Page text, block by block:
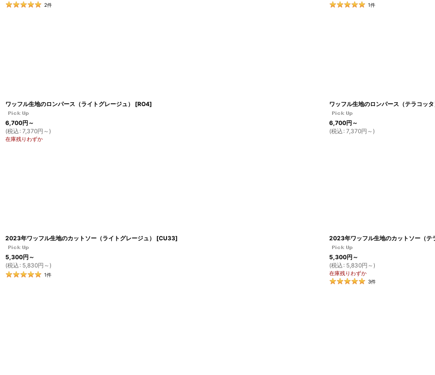
2件 1件
ワッフル生地のロンパース（ライトグレージュ） [RO4]
6,700円 ～
(税込 : 7,370円 ～)
在庫残りわずか
ワッフル生地のロンパース（テラコッタ
6,700円 ～
(税込 : 7,370円 ～)
2023年ワッフル生地のカットソー（ライトグレージュ） [CU33]
5,300円 ～
(税込 : 5,830円 ～)
1件
2023年ワッフル生地のカットソー（テ
5,300円 ～
(税込 : 5,830円 ～)
在庫残りわずか
3件